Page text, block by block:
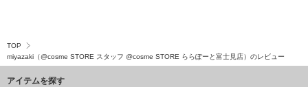
TOP
miyazaki（@cosme STORE スタッフ @cosme STORE ららぽーと富士見店）のレビュー
アイテムを探す